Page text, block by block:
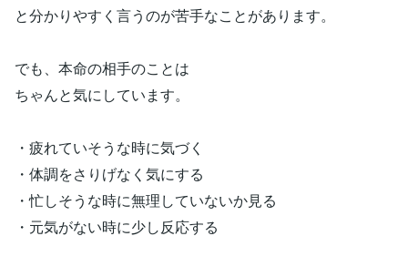
と分かりやすく言うのが苦手なことがあります。
でも、本命の相手のことは
ちゃんと気にしています。
・疲れていそうな時に気づく
・体調をさりげなく気にする
・忙しそうな時に無理していないか見る
・元気がない時に少し反応する